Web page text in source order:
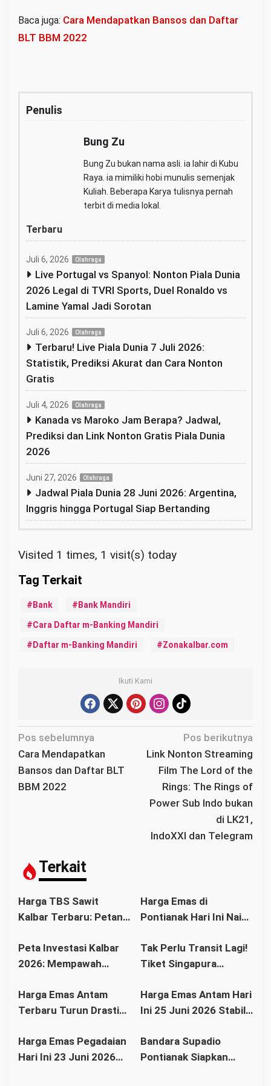
Baca juga: Cara Mendapatkan Bansos dan Daftar
BLT BBM 2022
Penulis
Bung Zu
Bung Zu bukan nama asli. ia lahir di Kubu
Raya. ia mimiliki hobi munulis semenjak
Kuliah. Beberapa Karya tulisnya pernah
terbit di media lokal.
Terbaru
Juli 6, 2026 Olahraga
Live Portugal vs Spanyol: Nonton Piala Dunia
2026 Legal di TVRI Sports, Duel Ronaldo vs
Lamine Yamal Jadi Sorotan
Juli 6, 2026 Olahraga
Terbaru! Live Piala Dunia 7 Juli 2026:
Statistik, Prediksi Akurat dan Cara Nonton
Gratis
Juli 4, 2026 Olahraga
Kanada vs Maroko Jam Berapa? Jadwal,
Prediksi dan Link Nonton Gratis Piala Dunia
2026
Juni 27, 2026 Olahraga
Jadwal Piala Dunia 28 Juni 2026: Argentina,
Inggris hingga Portugal Siap Bertanding
Visited 1 times, 1 visit(s) today
Bank Bank Mandiri
Cara Daftar m-Banking Mandiri
Daftar m-Banking Mandiri Zonakalbar.com
Ikuti Kami
N
a
v
i
p
o
s
Pos sebelumnya
Cara Mendapatkan
Bansos dan Daftar BLT
BBM 2022
Pos berikutnya
Link Nonton Streaming
Film The Lord of the
Rings: The Rings of
Power Sub Indo bukan
di LK21,
IndoXXI dan Telegram
Terkait
Harga TBS Sawit
Kalbar Terbaru: Petani
Simak Daftar Harga
Resmi dan Faktor
Harga Emas di
Pontianak Hari Ini Naik
Update Terbaru
Sebelum Membeli
Peta Investasi Kalbar
2026: Mempawah
Raya Tren Positif,
Pontianak Pusat
Tak Perlu Transit Lagi!
Tiket Singapura
Rp1,3 Juta
Harga Emas Antam
Terbaru Turun Drastis,
Rp2.360.000
Harga Emas Antam Hari
Ini 25 Juni 2026 Stabil
Gram, Buyback Turun
Rp52 Ribu
Harga Emas Pegadaian
Hari Ini 23 Juni 2026
Bandara Supadio
Pontianak Siapkan